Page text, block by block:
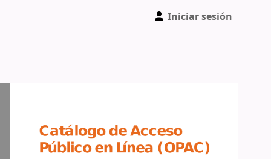
Iniciar sesión